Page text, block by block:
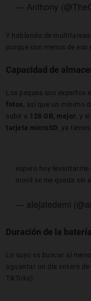
— Anthony
Y hablando de multitareas,
porque con menos de eso
Capacidad de
Los peques son expertos
fotos, así que un mínimo
subir a 128 GB, mejor, y
tarjeta microSD, ya
espero hoy
movil se me queda sin
— alejatedemi
Duración de la batería
Lo suyo es buscar al
aguantar un día entero
TikToks).